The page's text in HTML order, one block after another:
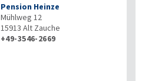
Pension Heinze
Mühlweg 12
15913 Alt Zauche
+49-3546-2669